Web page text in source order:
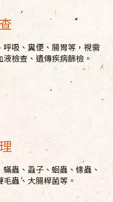
吸、糞便、腸胃等，視需
檢查、 遺傳疾病篩檢 。
蟲、蝨子、蛔蟲、絛蟲、
蟲、大腸桿菌等。